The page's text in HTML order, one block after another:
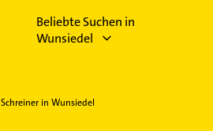
Beliebte Suchen in
Wunsiedel
Schreiner in Wunsiedel